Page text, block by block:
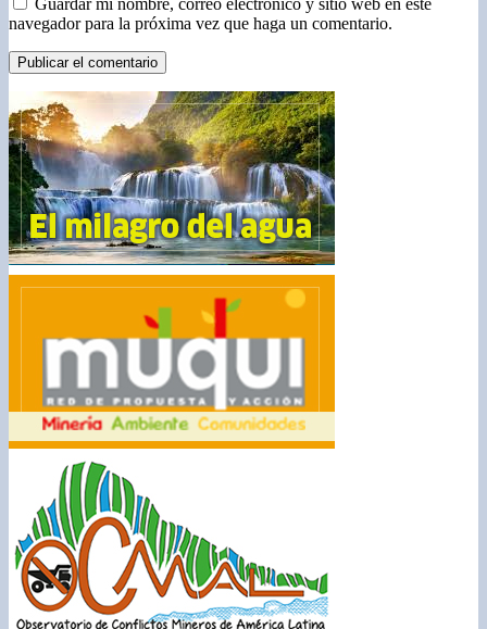
navegador para la próxima vez que haga un comentario.